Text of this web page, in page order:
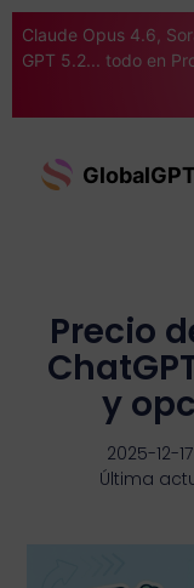
Claude Opus 4.6,
GPT 5.2... todo en
Precio
y
2025-12-17
Última